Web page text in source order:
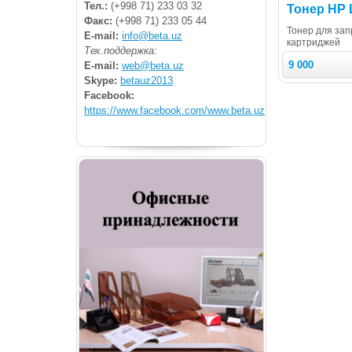
Тел.: (+998 71) 233 03 32
Факс: (+998 71) 233 05 44
E-mail: info@beta.uz
Тех.поддержка:
E-mail: web@beta.uz
Skype: betauz2013
Facebook:
https://www.facebook.com/www.beta.uz
Тонер HP
Тонер для
картриджей
9 000